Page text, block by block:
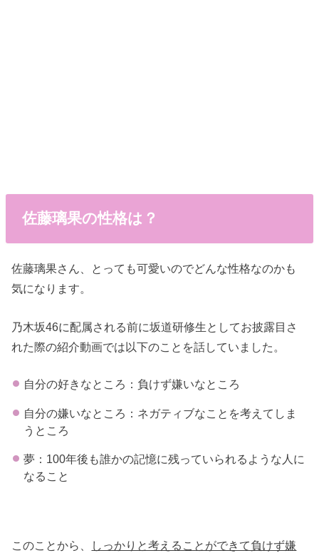
佐藤璃果の性格は？
佐藤璃果さん、とっても可愛いのでどんな性格なのかも
気になります。
乃木坂46に配属される前に坂道研修生としてお披露目さ
れた際の紹介動画では以下のことを話していました。
自分の好きなところ：負けず嫌いなところ
自分の嫌いなところ：ネガティブなことを考えてしま
うところ
夢：100年後も誰かの記憶に残っていられるような人に
なること
このことから、
しっかりと考えることができて負けず嫌